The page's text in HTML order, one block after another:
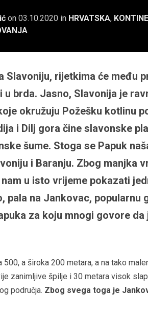
on 03.10.2020 in HRVATSKA,
Slavoniju, rijetkima će među
u brda. Jasno, Slavonija je
okružuju Požešku kotlinu
i Dilj gora čine slavonske
šume. Stoga se Papuk
i Baranju. Zbog manjka
u isto vrijeme pokazati
pala na Jankovac, popularnu
za koju mnogi govore
500, a široka 200 metara, a na tako
zanimljive špilje i 30 metara visok
područja. Zbog svega toga je